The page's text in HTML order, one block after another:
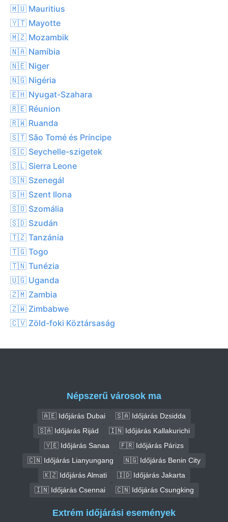
🇲🇺 Mauritius
🇾🇹 Mayotte
🇲🇿 Mozambik
🇳🇦 Namíbia
🇳🇪 Niger
🇳🇬 Nigéria
🇪🇭 Nyugat-Szahara
🇷🇪 Réunion
🇷🇼 Ruanda
🇸🇹 São Tomé és Príncipe
🇸🇨 Seychelle-szigetek
🇸🇱 Sierra Leone
🇸🇳 Szenegál
🇸🇭 Szent Ilona
🇸🇴 Szomália
🇸🇩 Szudán
🇹🇿 Tanzánia
🇹🇬 Togo
🇹🇳 Tunézia
🇺🇬 Uganda
🇿🇲 Zambia
🇿🇼 Zimbabwe
🇨🇻 Zöld-foki Köztársaság
Népszerű városok ma
🇦🇪 Időjárás Dubai
🇸🇦 Időjárás Dzsidda
🇸🇦 Időjárás Rijád
🇮🇳 Időjárás Kallakurichi
🇾🇪 Időjárás Sanaa
🇫🇷 Időjárás Párizs
🇨🇳 Időjárás Lianyungang
🇳🇬 Időjárás Benin City
🇰🇿 Időjárás Almati
🇮🇩 Időjárás Jakarta
🇮🇳 Időjárás Csennai
🇨🇳 Időjárás Csungking
Extrém időjárási események